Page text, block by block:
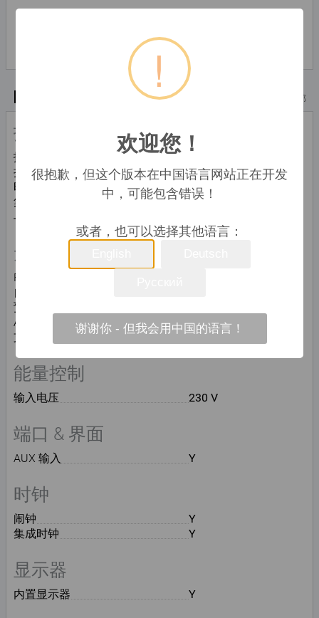
zzgl. Versandkosten. Alle Angaben ohne Gewähr. Preisänderungen sind in
顶部
技术细节
报警功能
把手
Y
时钟功能
Y
集成天线
Y
与苹果产品对接兼容性
无线电
FM波段
自动数字调谐
预设电台数量
AM波段范围
522 - 1.629 kHz
支持波段
AM, FM
能量控制
输入电压 230 V
端口 & 界面
AUX 输入 Y
时钟
闹钟
Y
集成时钟
Y
显示器
内置显示器 Y
!
欢迎您！
很抱歉，但这个版本在中国语言网站正在开发
中，可能包含错误！
或者，也可以选择其他语言：
谢谢你 - 但我会用中国的语言！